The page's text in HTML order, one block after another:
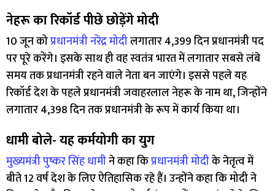
नेहरू का रिकॉर्ड पीछे छोड़ेंगे मोदी
10 जून कोप्रधानमंत्री नरेंद्र मोदीलगातार 4,399 दिन प्रधानमंत्री पद
पर पूरे करेंगे। इसके साथ ही वह स्वतंत्र भारत में लगातार सबसे लंबे
समय तक प्रधानमंत्री रहने वाले नेता बन जाएंगे। इससे पहले यह
रिकॉर्ड देश के पहले प्रधानमंत्री जवाहरलाल नेहरू के नाम था, जिन्होंने
लगातार 4,398 दिन तक प्रधानमंत्री के रूप में कार्य किया था।
धामी बोले- यह कर्मयोगी का युग
मुख्यमंत्री पुष्कर सिंह धामीने कहा किप्रधानमंत्री मोदीके नेतृत्व में
बीते 12 वर्ष देश के लिए ऐतिहासिक रहे हैं। उन्होंने कहा कि मोदी ने